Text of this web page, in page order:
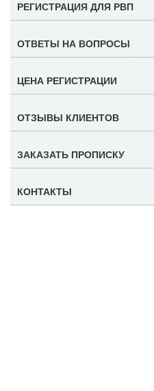
РЕГИСТРАЦИЯ ДЛЯ РВП
ОТВЕТЫ НА ВОПРОСЫ
ЦЕНА РЕГИСТРАЦИИ
ОТЗЫВЫ КЛИЕНТОВ
ЗАКАЗАТЬ ПРОПИСКУ
КОНТАКТЫ